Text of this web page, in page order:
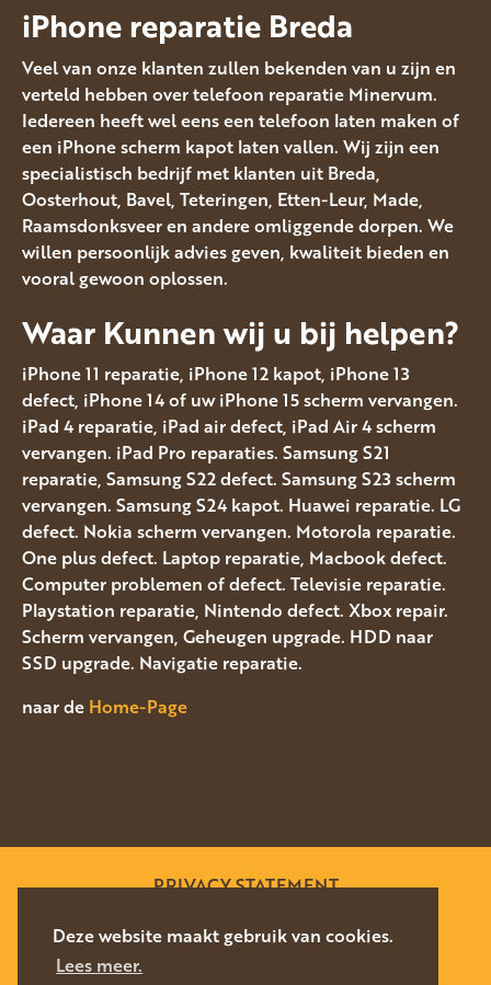
Deze website maakt gebruik van cookies.
Lees meer.
iPhone reparatie Breda
Veel van onze klanten zullen bekenden van u zijn en
verteld hebben over telefoon reparatie Minervum.
Iedereen heeft wel eens een telefoon laten maken of
een iPhone scherm kapot laten vallen. Wij zijn een
specialistisch bedrijf met klanten uit Breda,
Oosterhout, Bavel, Teteringen, Etten-Leur, Made,
Raamsdonksveer en andere omliggende dorpen. We
willen persoonlijk advies geven, kwaliteit bieden en
vooral gewoon oplossen.
Waar Kunnen wij u bij helpen?
iPhone 11 reparatie, iPhone 12 kapot, iPhone 13
defect, iPhone 14 of uw iPhone 15 scherm vervangen.
iPad 4 reparatie, iPad air defect, iPad Air 4 scherm
vervangen. iPad Pro reparaties. Samsung S21
reparatie, Samsung S22 defect. Samsung S23 scherm
vervangen. Samsung S24 kapot. Huawei reparatie. LG
defect. Nokia scherm vervangen. Motorola reparatie.
One plus defect. Laptop reparatie, Macbook defect.
Computer problemen of defect. Televisie reparatie.
Playstation reparatie, Nintendo defect. Xbox repair.
Scherm vervangen, Geheugen upgrade. HDD naar
SSD upgrade. Navigatie reparatie.
naar de Home-Page
PRIVACY STATEMENT
WEBSITE DOOR